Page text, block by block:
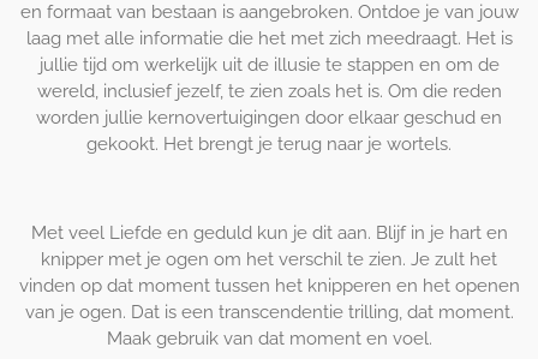
en formaat van bestaan is aangebroken. Ontdoe je van jouw
laag met alle informatie die het met zich meedraagt. Het is
jullie tijd om werkelijk uit de illusie te stappen en om de
wereld, inclusief jezelf, te zien zoals het is. Om die reden
worden jullie kernovertuigingen door elkaar geschud en
gekookt. Het brengt je terug naar je wortels.
Met veel Liefde en geduld kun je dit aan. Blijf in je hart en
knipper met je ogen om het verschil te zien. Je zult het
vinden op dat moment tussen het knipperen en het openen
van je ogen. Dat is een transcendentie trilling, dat moment.
Maak gebruik van dat moment en voel.